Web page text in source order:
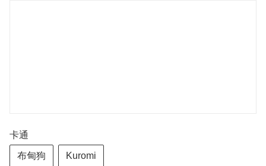
卡通
布甸狗 Kuromi